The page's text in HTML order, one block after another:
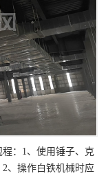
：1、使用锤子、克
、操作白铁机械时应